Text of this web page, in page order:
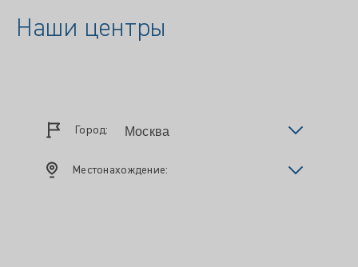
Наши центры
Город:
Местонахождение: